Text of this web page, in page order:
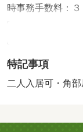
時事務手数料：
２％）・維持費
円／月・緊急サ
ニタ付ドアホン
エアコン、トラ
特記事項
二人入居可・角